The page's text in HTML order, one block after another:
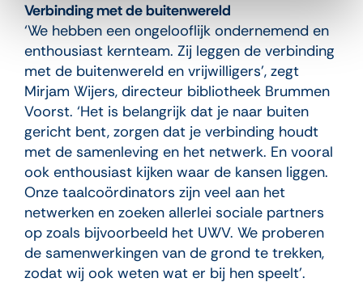
Verbinding met de buitenwereld
‘We hebben een ongelooflijk ondernemend en
enthousiast kernteam. Zij leggen de verbinding
met de buitenwereld en vrijwilligers’, zegt
Mirjam Wijers, directeur bibliotheek Brummen
Voorst. ‘Het is belangrijk dat je naar buiten
gericht bent, zorgen dat je verbinding houdt
met de samenleving en het netwerk. En vooral
ook enthousiast kijken waar de kansen liggen.
Onze taalcoördinators zijn veel aan het
netwerken en zoeken allerlei sociale partners
op zoals bijvoorbeeld het UWV. We proberen
de samenwerkingen van de grond te trekken,
zodat wij ook weten wat er bij hen speelt’.